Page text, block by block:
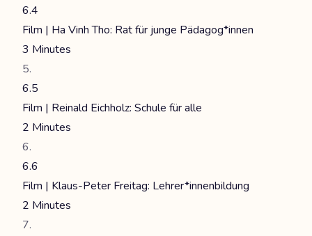
6.4
Film | Ha Vinh Tho: Rat für junge Pädagog*innen
3 Minutes
6.5
Film | Reinald Eichholz: Schule für alle
2 Minutes
6.6
Film | Klaus-Peter Freitag: Lehrer*innenbildung
2 Minutes